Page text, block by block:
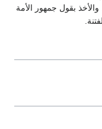
بقول جمهور الأمة